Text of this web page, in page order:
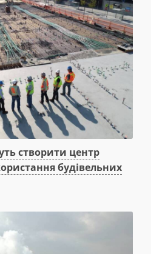
створити центр
будівельних